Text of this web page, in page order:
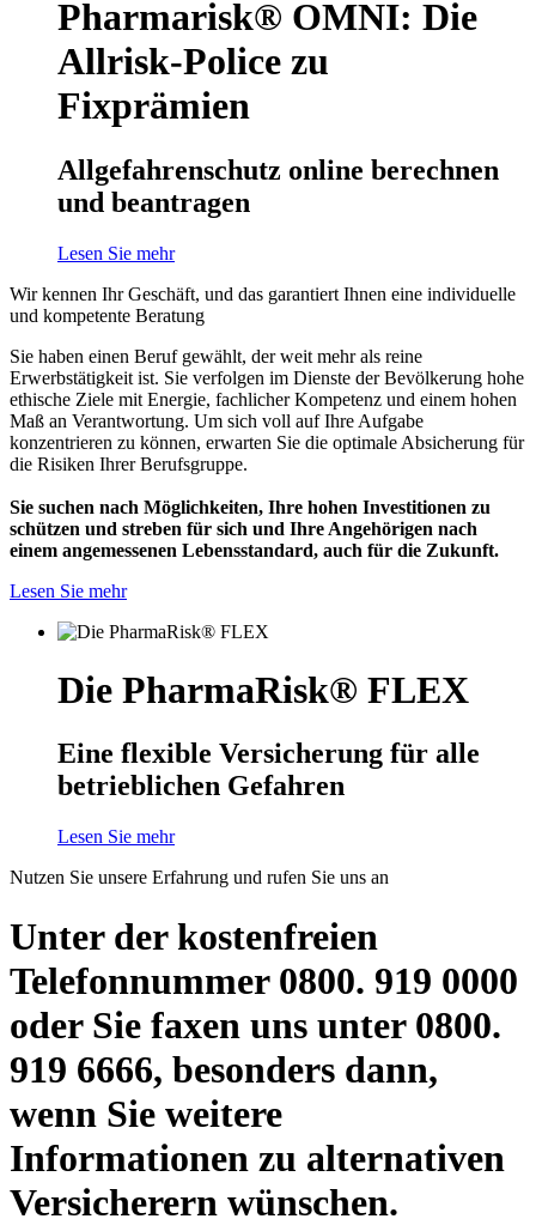
Pharmarisk® OMNI: Die
Allrisk-Police zu
Fixprämien
Allgefahrenschutz online berechnen
und beantragen
Lesen Sie mehr
Wir kennen Ihr Geschäft, und das garantiert Ihnen eine individuelle
und kompetente Beratung
Sie haben einen Beruf gewählt, der weit mehr als reine
Erwerbstätigkeit ist. Sie verfolgen im Dienste der Bevölkerung hohe
ethische Ziele mit Energie, fachlicher Kompetenz und einem hohen
Maß an Verantwortung. Um sich voll auf Ihre Aufgabe
konzentrieren zu können, erwarten Sie die optimale Absicherung für
die Risiken Ihrer Berufsgruppe.
Sie suchen nach Möglichkeiten, Ihre hohen Investitionen zu
schützen und streben für sich und Ihre Angehörigen nach
einem angemessenen Lebensstandard, auch für die Zukunft.
Lesen Sie mehr
Die PharmaRisk® FLEX
Eine flexible Versicherung für alle
betrieblichen Gefahren
Lesen Sie mehr
Nutzen Sie unsere Erfahrung und rufen Sie uns an
Unter der kostenfreien
Telefonnummer 0800. 919 0000
oder Sie faxen uns unter 0800.
919 6666, besonders dann,
wenn Sie weitere
Informationen zu alternativen
Versicherern wünschen.